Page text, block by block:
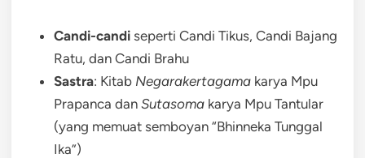
Candi-candi seperti Candi Tikus, Candi Bajang
Ratu, dan Candi Brahu
Sastra: Kitab Negarakertagama karya Mpu
Prapanca dan Sutasoma karya Mpu Tantular
(yang memuat semboyan “Bhinneka Tunggal
Ika”)